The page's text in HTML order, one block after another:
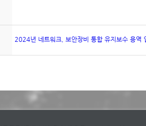
2024년 네트워크, 보안장비 통합 유지보수 용역